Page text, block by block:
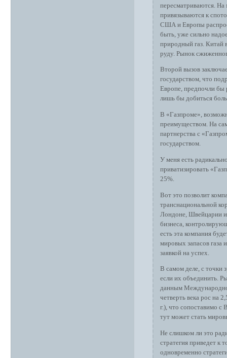
пересматриваются. На
привязываются к
США и Европы
быть, уже сильно
природный газ. Китай
руду. Рынок
Второй вызов
государством, что
Европе, предпочли бы
лишь бы добиться
В «Газпроме»,
преимуществом. На
партнерства с
государством.
У меня есть
приватизировать
25%.
Вот это позволит
транснациональной
Лондоне, Швейцарии
бизнеса,
есть эта компания
мировых запасов газа
заявкой на успех.
В самом деле, с точки
если их объединить.
данным
четверть века рос на
г.), что сопоставимо
тут может стать
Не слишком ли это
стратегия приведет к
одновременно